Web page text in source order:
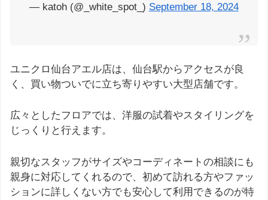
— katoh (@_white_spot_) September 18, 2024
ユニクロ仙台アエル店は、仙台駅からアクセスが良
く、買い物ついでに立ち寄りやすい大型店舗です。
広々としたフロアでは、洋服の試着やスタイリングを
じっくりと行えます。
親切なスタッフがサイズやコーディネートの相談にも
親身に対応してくれるので、初めて訪れる方やファッ
ションに詳しくない方でも安心して利用できるのが特